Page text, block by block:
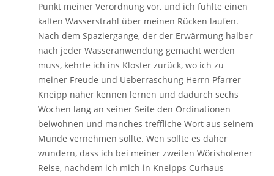
Punkt meiner Verordnung vor, und ich fühlte einen
kalten Wasserstrahl über meinen Rücken laufen.
Nach dem Spaziergange, der der Erwärmung halber
nach jeder Wasseranwendung gemacht werden
muss, kehrte ich ins Kloster zurück, wo ich zu
meiner Freude und Ueberraschung Herrn Pfarrer
Kneipp näher kennen lernen und dadurch sechs
Wochen lang an seiner Seite den Ordinationen
beiwohnen und manches treffliche Wort aus seinem
Munde vernehmen sollte. Wen sollte es daher
wundern, dass ich bei meiner zweiten Wörishofener
Reise, nachdem ich mich in Kneipps Curhaus